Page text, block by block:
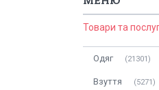
Товари та
Одяг 21301
Взуття 5271